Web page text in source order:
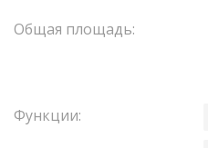
Общая площадь:
Функции: